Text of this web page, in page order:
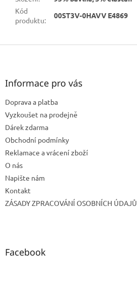
Kód
produktu:
00ST3V-0HAVV E4869
Z
Informace pro vás
Doprava a platba
Vyzkoušet na prodejně
Dárek zdarma
Obchodní podmínky
Reklamace a vrácení zboží
O nás
Napište nám
Kontakt
ZÁSADY ZPRACOVÁNÍ OSOBNÍCH ÚDAJŮ
Facebook